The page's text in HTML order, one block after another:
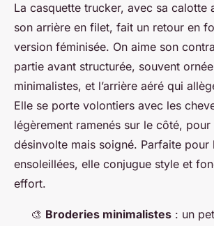
La casquette trucker, avec sa calotte
son arrière en filet, fait un retour en
version féminisée. On aime son
partie avant structurée, souvent
minimalistes, et l’arrière aéré qui
Elle se porte volontiers avec les
légèrement ramenés sur le côté,
désinvolte mais soigné. Parfaite pour
ensoleillées, elle conjugue style et
effort.
🎨 Broderies minimalistes : un